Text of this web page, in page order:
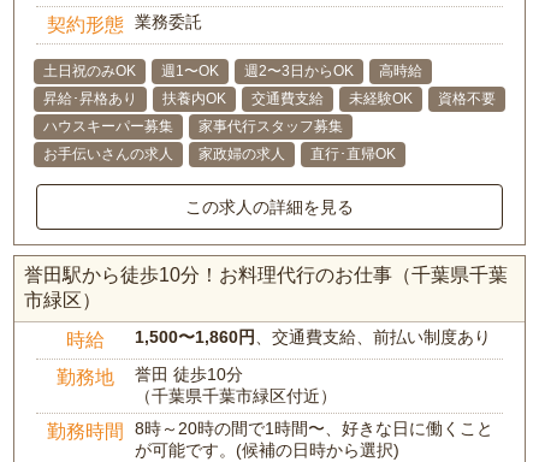
契約形態 業務委託
土日祝のみOK 週1〜OK 週2〜3日からOK
高時給
昇給･昇格あり
扶養内OK 交通費支給 未経験OK
資格不要
ハウスキーパー募集
家事代行スタッフ募集
お手伝いさんの求人
家政婦の求人 直行･直帰OK
この求人の詳細を見る
誉田駅から徒歩10分！お料理代行のお仕事（千葉県千葉
市緑区）
時給 1,500〜1,860円 、交通費支給、前払い制度あり
勤務地
誉田 徒歩10分
（千葉県千葉市緑区付近）
勤務時間
8時～20時の間で1時間〜、好きな日に働くこと
が可能です。(候補の日時から選択)